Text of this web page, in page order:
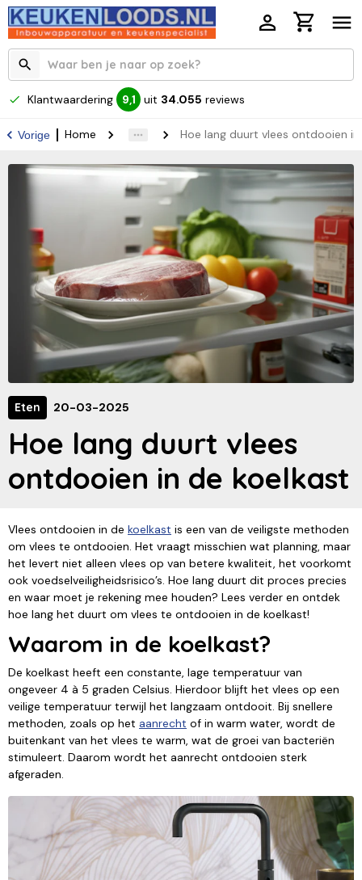
Klantwaardering 9,1 uit 34.055 reviews
Vorige Home Hoe lang duurt vlees ontdooien
Eten 20-03-2025
Hoe lang duurt vlees
ontdooien in de koelkast
Vlees ontdooien in de koelkast is een van de veiligste methoden
om vlees te ontdooien. Het vraagt misschien wat planning, maar
het levert niet alleen vlees op van betere kwaliteit, het voorkomt
ook voedselveiligheidsrisico’s. Hoe lang duurt dit proces precies
en waar moet je rekening mee houden? Lees verder en ontdek
hoe lang het duurt om vlees te ontdooien in de koelkast!
Waarom in de koelkast?
De koelkast heeft een constante, lage temperatuur van
ongeveer 4 à 5 graden Celsius. Hierdoor blijft het vlees op een
veilige temperatuur terwijl het langzaam ontdooit. Bij snellere
methoden, zoals op het aanrecht of in warm water, wordt de
buitenkant van het vlees te warm, wat de groei van bacteriën
stimuleert. Daarom wordt het aanrecht ontdooien sterk
afgeraden.